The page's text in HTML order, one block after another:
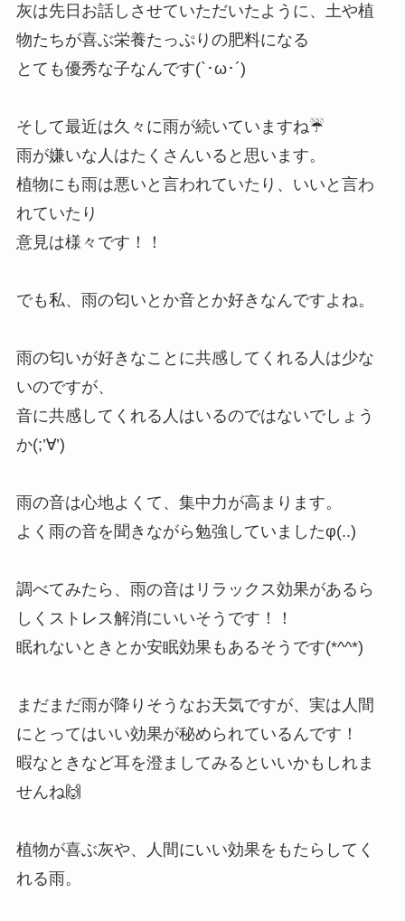
灰は先日お話しさせていただいたように、土や植
物たちが喜ぶ栄養たっぷりの肥料になる
とても優秀な子なんです(`･ω･´)
そして最近は久々に雨が続いていますね☔
雨が嫌いな人はたくさんいると思います。
植物にも雨は悪いと言われていたり、いいと言わ
れていたり
意見は様々です！！
でも私、雨の匂いとか音とか好きなんですよね。
雨の匂いが好きなことに共感してくれる人は少な
いのですが、
音に共感してくれる人はいるのではないでしょう
か(;’∀’)
雨の音は心地よくて、集中力が高まります。
よく雨の音を聞きながら勉強していましたφ(..)
調べてみたら、雨の音はリラックス効果があるら
しくストレス解消にいいそうです！！
眠れないときとか安眠効果もあるそうです(*^^*)
まだまだ雨が降りそうなお天気ですが、実は人間
にとってはいい効果が秘められているんです！
暇なときなど耳を澄ましてみるといいかもしれま
せんね🙌
植物が喜ぶ灰や、人間にいい効果をもたらしてく
れる雨。